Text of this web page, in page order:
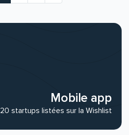
Mobile app
20 startups listées sur la Wishlist